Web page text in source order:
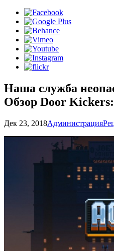
Наша служба
Обзор Door
Дек 23, 2018Администрация